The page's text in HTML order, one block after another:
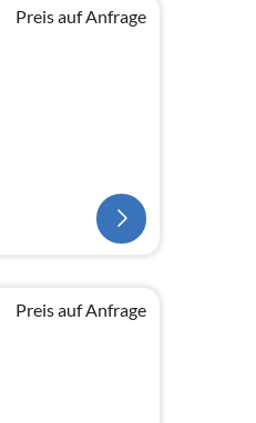
Preis auf Anfrage
Preis auf Anfrage